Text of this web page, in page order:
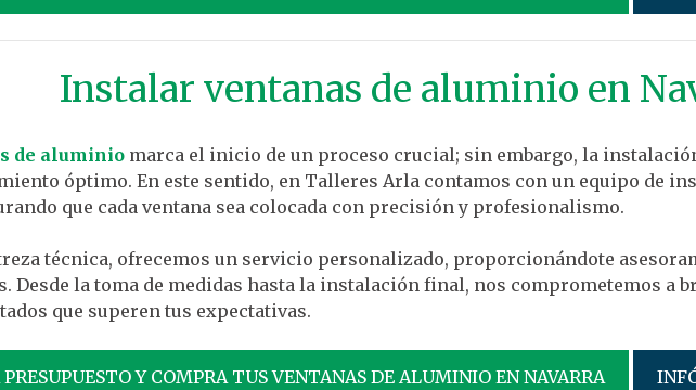
Instalar ventanas de aluminio en
de aluminio marca el inicio de un proceso crucial; sin embargo, la
óptimo. En este sentido, en Talleres Arla contamos con un equipo de
que cada ventana sea colocada con precisión y profesionalismo.
técnica, ofrecemos un servicio personalizado, proporcionándote
Desde la toma de medidas hasta la instalación final, nos comprometemos a
que superen tus expectativas.
Y COMPRA TUS VENTANAS DE ALUMINIO EN NAVARRA